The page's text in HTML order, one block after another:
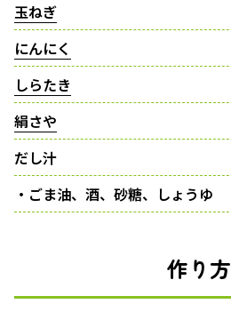
玉ねぎ
にんにく
しらたき
絹さや
だし汁
・ごま油、酒、砂糖、しょうゆ
作り方